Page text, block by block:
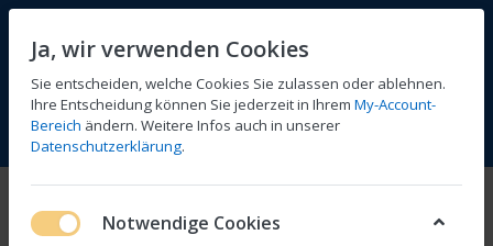
Menü Anmelden Vergleichen Wunschliste
Ja, wir verwenden Cookies
Sie entscheiden, welche Cookies Sie zulassen oder ablehnen.
Ihre Entscheidung können Sie jederzeit in Ihrem My-Account-
Bereich ändern. Weitere Infos auch in unserer
Datenschutzerklärung.
Notwendige Cookies